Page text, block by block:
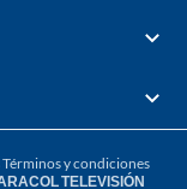
Términos y condiciones
TELEVISIÓN